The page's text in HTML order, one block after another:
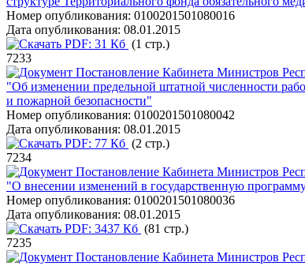
Номер опубликования: 0100201501080016
Дата опубликования: 08.01.2015
PDF: 31 Кб (1 стр.)
7233
Постановление Кабинета Министров
"Об изменении предельной штатной численности
и пожарной безопасности"
Номер опубликования: 0100201501080042
Дата опубликования: 08.01.2015
PDF: 77 Кб (2 стр.)
7234
Постановление Кабинета Министров
"О внесении изменений в государственную
Номер опубликования: 0100201501080036
Дата опубликования: 08.01.2015
PDF: 3437 Кб (81 стр.)
7235
Постановление Кабинета Министров